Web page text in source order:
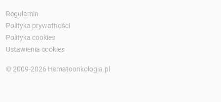
Regulamin
Polityka prywatności
Polityka cookies
Ustawienia cookies
© 2009-2026 Hematoonkologia.pl